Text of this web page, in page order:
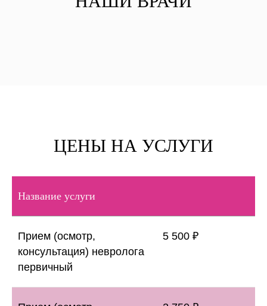
ЦЕНЫ НА УСЛУГИ
Название услуги
Прием (осмотр,
консультация) невролога
первичный
5 500 ₽